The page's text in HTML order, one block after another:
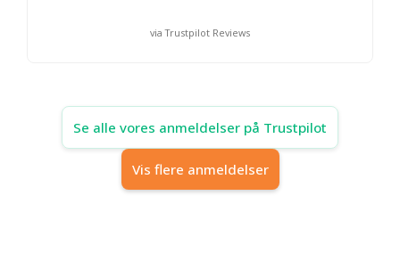
via Trustpilot Reviews
Se alle vores anmeldelser på Trustpilot
Vis flere anmeldelser